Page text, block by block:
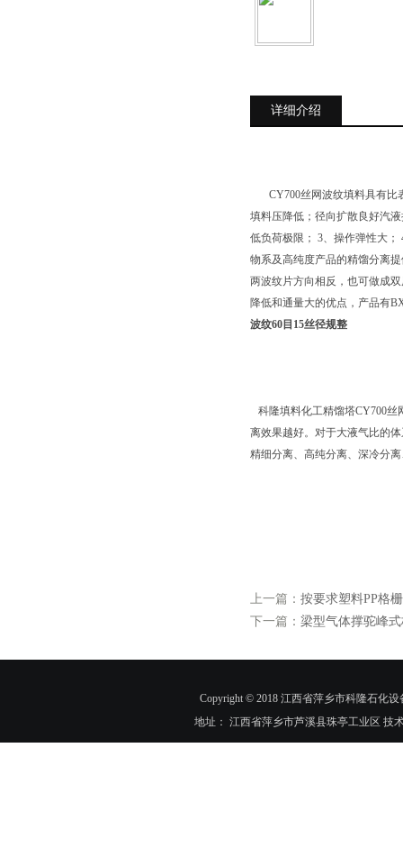
详细介绍
CY700丝网波纹填料具有比
填料压降低；径向扩散良好汽
低负荷极限； 3、操作弹性大
物系及高纯度产品的精馏分离
两波纹片方向相反，也可做成
降低和通量大的优点，产品有
波纹60目15丝径规整
科隆填料化工精馏塔CY700丝
离效果越好。对于大液气比的
精细分离、高纯分离、深冷分
上一篇： 按要求塑料PP格
下一篇： 梁型气体撑驼峰
Copyright © 2018 江西省萍乡市科隆石化
地址： 江西省萍乡市芦溪县珠亭工业区 技